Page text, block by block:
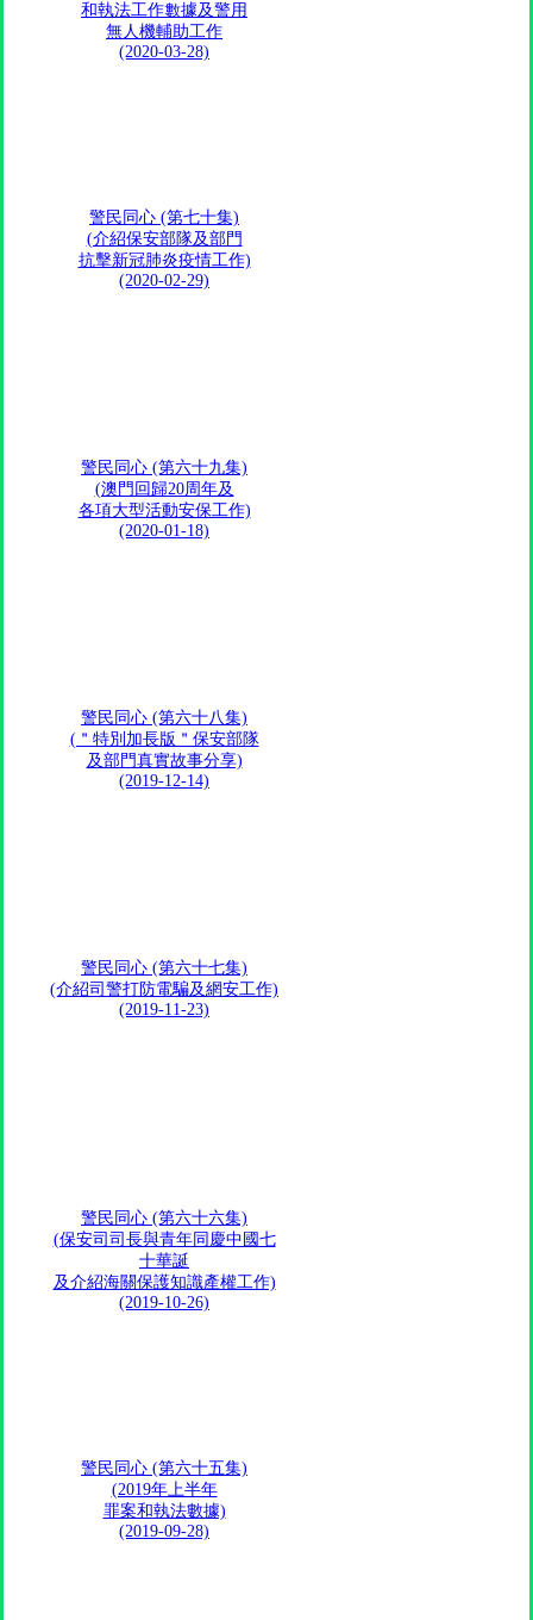
和執法工作數據及警用
無人機輔助工作
(2020-03-28)
警民同心 (第七十集)
(介紹保安部隊及部門
抗擊新冠肺炎疫情工作)
(2020-02-29)
警民同心 (第六十九集)
(澳門回歸20周年及
各項大型活動安保工作)
(2020-01-18)
警民同心 (第六十八集)
(＂特別加長版＂保安部隊
及部門真實故事分享)
(2019-12-14)
警民同心 (第六十七集)
(介紹司警打防電騙及網安工作)
(2019-11-23)
警民同心 (第六十六集)
(保安司司長與青年同慶中國七
十華誕
及介紹海關保護知識產權工作)
(2019-10-26)
警民同心 (第六十五集)
(2019年上半年
罪案和執法數據)
(2019-09-28)